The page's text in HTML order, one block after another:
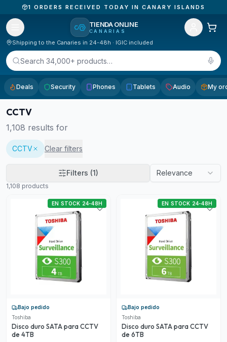
1 ORDERS RECEIVED TODAY IN CANARY ISLANDS
TIENDA ONLINE
CANARIAS
Shipping to the Canaries in 24-48h · IGIC included
Search 34,000+ products…
Deals Security Phones Tablets Audio My
CCTV
1,108 results for
CCTV Clear filters
Filters (1) Relevance
1,108 products
Bajo pedido
Toshiba
Disco duro SATA para CCTV
de 4TB
EN STOCK 24-48H
Bajo pedido
Toshiba
Disco duro SATA para CCTV
de 6TB
EN STOCK 24-48H